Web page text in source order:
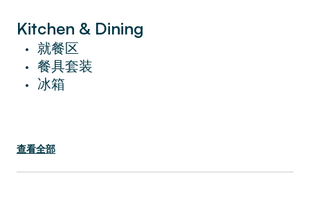
Kitchen & Dining
• 就餐区
• 餐具套装
• 冰箱
查看全部